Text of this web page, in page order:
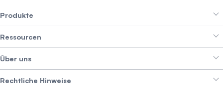
Produkte
Smart Exchange
Crypto Bundles
Erträge erzielen
Ressourcen
Help Center
Branding-Paket
Über uns
Über SwissBorg
Rechtliche Hinweise